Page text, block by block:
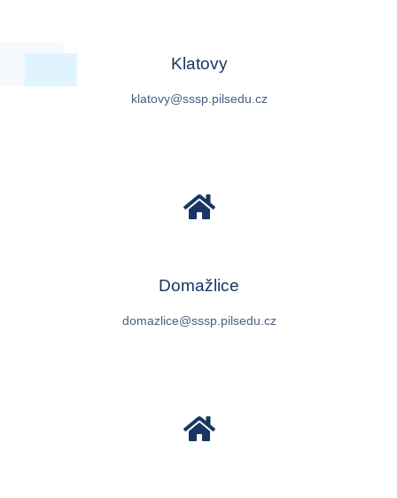
Klatovy
klatovy@sssp.pilsedu.cz
Domažlice
domazlice@sssp.pilsedu.cz